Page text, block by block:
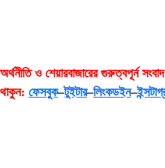
অর্থনীতি ও শেয়ারবাজারের গুরুত্বপূর্ন
থাকুন: ফেসবুক–টুইটার–লিংকডইন–